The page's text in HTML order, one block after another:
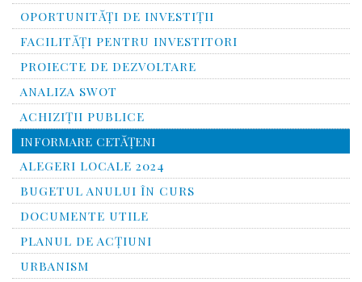
OPORTUNITĂŢI DE INVESTIŢII
FACILITĂŢI PENTRU INVESTITORI
PROIECTE DE DEZVOLTARE
ANALIZA SWOT
ACHIZIȚII PUBLICE
INFORMARE CETĂŢENI
ALEGERI LOCALE 2024
BUGETUL ANULUI ÎN CURS
DOCUMENTE UTILE
PLANUL DE ACȚIUNI
URBANISM